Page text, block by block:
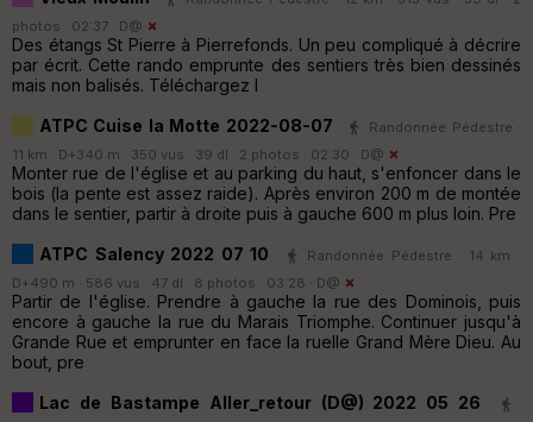
photos · 02:37 · D@
Des étangs St Pierre à Pierrefonds. Un peu compliqué à décrire
par écrit. Cette rando emprunte des sentiers très bien dessinés
mais non balisés. Téléchargez l
ATPC Cuise la Motte 2022-08-07
Randonnée Pédestre ·
11 km · D+340 m · 350 vus · 39 dl · 2 photos · 02:30 · D@
Monter rue de l'église et au parking du haut, s'enfoncer dans le
bois (la pente est assez raide). Après environ 200 m de montée
dans le sentier, partir à droite puis à gauche 600 m plus loin. Pre
ATPC Salency 2022 07 10
Randonnée Pédestre · 14 km ·
D+490 m · 586 vus · 47 dl · 8 photos · 03:28 · D@
Partir de l'église. Prendre à gauche la rue des Dominois, puis
encore à gauche la rue du Marais Triomphe. Continuer jusqu'à
Grande Rue et emprunter en face la ruelle Grand Mère Dieu. Au
bout, pre
Lac de Bastampe Aller_retour (D@) 2022 05 26